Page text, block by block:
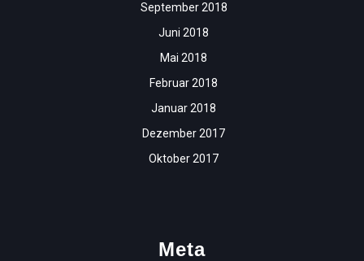
September 2018
Juni 2018
Mai 2018
Februar 2018
Januar 2018
Dezember 2017
Oktober 2017
Meta